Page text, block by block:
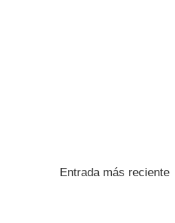
Entrada más reciente